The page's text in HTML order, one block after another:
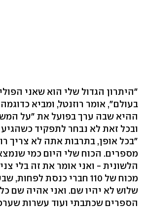
"היתרון הגדול שלי הוא שאני
בעולם", אומר רוזנטל, ומביא
ההיא שבה ערך בפועל את "על
ובכל זאת לא נבחר לתפקיד
"בכל אופן, בתרבות אתה לא צריך
מספרים. הכוח שלי היום כמי
הלשונית - ואני אומר את זה בלי
מכוח של 110 חברי כנסת
הספרים שכתבתי ועוד עשרות